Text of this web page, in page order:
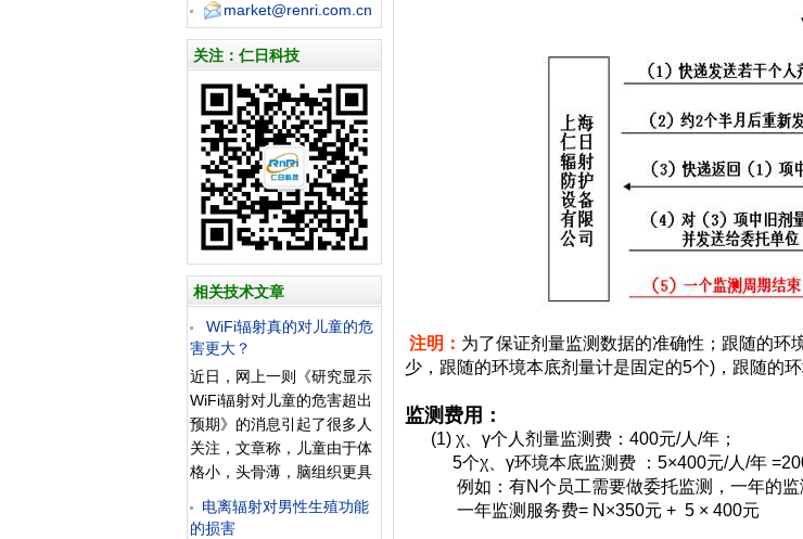
market@renri.com.cn
关注：仁日科技
相关技术文章
WiFi辐射真的对儿童的危
害更大？
近日，网上一则《研究显示
WiFi辐射对儿童的危害超出
预期》的消息引起了很多人
关注，文章称，儿童由于体
格小，头骨薄，脑组织更具
吸收力，所以更容易遭到辐
射伤害。记者昨日采访南京
电离辐射对男性生殖功能
的损害
注明： 为了保证剂量监测数据的准确性；跟随的环
少，跟随的环境本底剂量计是固定的5个)，跟随的
监测费用：
(1) χ、γ个人剂量监测费：400元/人/年；
5个χ、γ环境本底监测费 ：5×400元/人/年
例如：有N个员工需要做委托监测，一年的监
一年监测服务费= N×350元 + 5 × 400元